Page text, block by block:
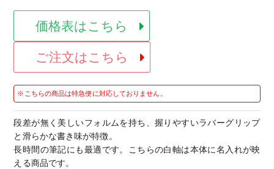
価格表はこちら
ご注文はこちら
※こちらの商品は特急便に対応しておりません。
段差が無く美しいフォルムを持ち、握りやすいラバーグリップ
と滑らかな書き味が特徴。
長時間の筆記にも最適です。こちらの白軸は本体に名入れが映
える商品です。